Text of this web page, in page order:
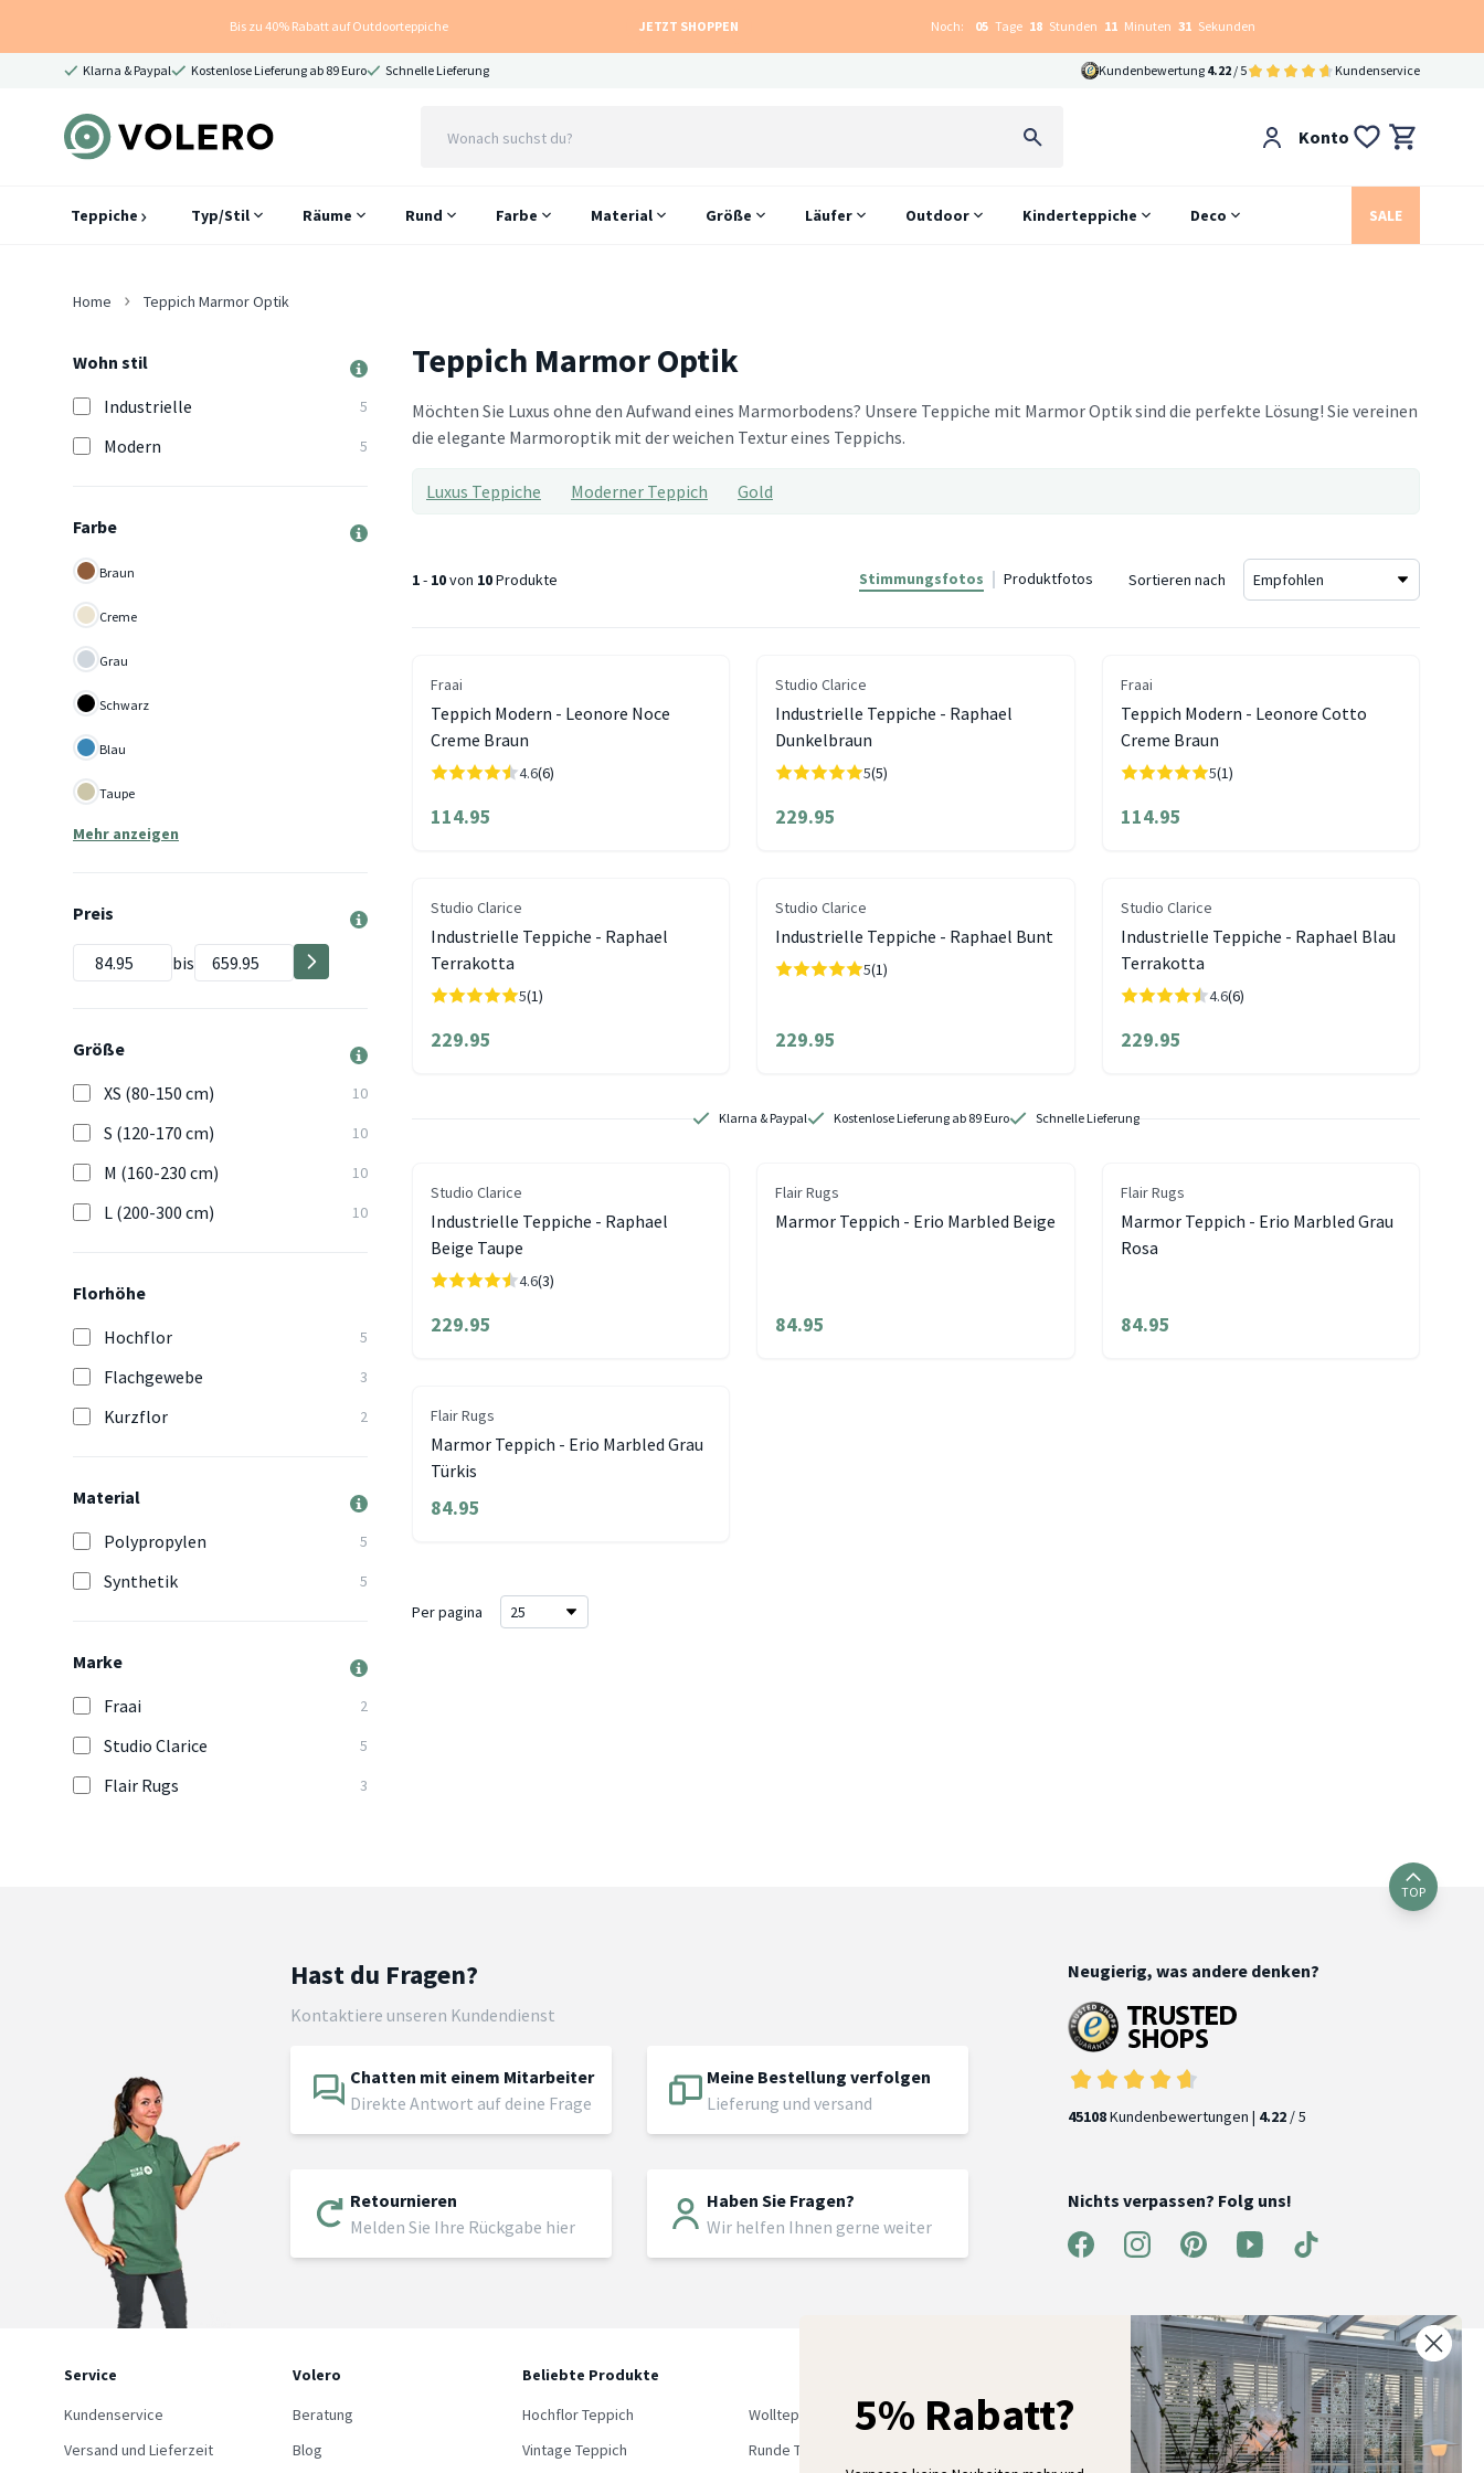
Bis zu 40% Rabatt auf Outdoorteppiche JETZT SHOPPEN Noch: 05 Tage 18 Stunden 11 Minuten 30 Sekunden
Klarna & Paypal Kostenlose Lieferung ab 89 Euro Schnelle Lieferung Kundenbewertung 4.22 / 5 Kundenservice
Konto
Teppiche Typ/Stil Räume Rund Farbe Material Größe Läufer Outdoor Kinderteppiche Deco SALE
Home Teppich Marmor Optik
Wohn stil
Industrielle
5
Modern 5
Farbe
Braun
Creme
Grau
Schwarz
Blau
Taupe
Mehr anzeigen
Preis
bis
Größe
XS (80-150 cm)
10
S (120-170 cm) 10
M (160-230 cm) 10
L (200-300 cm) 10
Florhöhe
Hochflor
5
Flachgewebe 3
Kurzflor 2
Material
Polypropylen
5
Synthetik 5
Marke
Fraai
2
Studio Clarice 5
Flair Rugs 3
Teppich Marmor Optik
Möchten Sie Luxus ohne den Aufwand eines Marmorbodens? Unsere Teppiche mit Marmor Optik sind die perfekte Lösung! Sie vereinen
die elegante Marmoroptik mit der weichen Textur eines Teppichs.
Luxus Teppiche Moderner Teppich Gold
1- 10von 10Produkte Stimmungsfotos Produktfotos Sortieren nach
Fraai
Teppich Modern - Leonore Noce
Creme Braun
4.6(6)
114.95
Studio Clarice
Industrielle Teppiche - Raphael
Dunkelbraun
5(5)
229.95
Fraai
Teppich Modern - Leonore Cotto
Creme Braun
5(1)
114.95
Studio Clarice
Industrielle Teppiche - Raphael
Terrakotta
5(1)
229.95
Studio Clarice
Industrielle Teppiche - Raphael Bunt
5(1)
229.95
Studio Clarice
Industrielle Teppiche - Raphael Blau
Terrakotta
4.6(6)
229.95
Klarna & Paypal Kostenlose Lieferung ab 89 Euro Schnelle Lieferung
Studio Clarice
Industrielle Teppiche - Raphael
Beige Taupe
4.6(3)
229.95
Flair Rugs
Marmor Teppich - Erio Marbled Beige
84.95
Flair Rugs
Marmor Teppich - Erio Marbled Grau
Rosa
84.95
Flair Rugs
Marmor Teppich - Erio Marbled Grau
Türkis
84.95
Per pagina
TOP
Hast du Fragen?
Kontaktiere unseren Kundendienst
Chatten mit einem Mitarbeiter
Direkte Antwort auf deine Frage
Meine Bestellung verfolgen
Lieferung und versand
Retournieren
Melden Sie Ihre Rückgabe hier
Haben Sie Fragen?
Wir helfen Ihnen gerne weiter
Neugierig, was andere denken?
45108Kundenbewertungen | 4.22 / 5
Nichts verpassen? Folg uns!
Service
Kundenservice
Versand und Lieferzeit
Volero
Beratung
Blog
Beliebte Produkte
Hochflor Teppich
Wollteppich
Vintage Teppich
Runde Teppich
5% Rabatt auf deine erste Bestellung
Melde dich für unseren Newsletter an und entdecke neue
Kollektionen, Angebote und Wohnideen als Erstes
5% Rabatt?